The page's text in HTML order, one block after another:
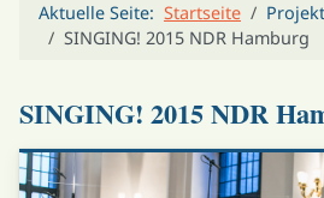
Aktuelle Seite: Startseite
SINGING! 2015 NDR Hamburg
SINGING! 2015 NDR